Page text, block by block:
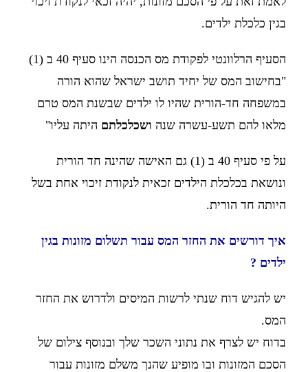
בגין כלכלת ילדים.
הסעיף הרלוונטי לפקודת מס הכנסה הינו סעיף 40 ב (1)
"בחישוב המס של יחיד תושב ישראל שהוא הורה
במשפחה חד-הורית שהיו לו ילדים שבשנת המס טרם
מלאו להם תשע-עשרה שנה ושכלכלתם היתה עליו"
על פי סעיף 40 ב (1) גם האישה שהינה חד הורית
ונושאת בכלכלת הילדים זכאית לנקודת זיכוי אחת בשל
היותה חד הורית.
איך דורשים את החזר המס עבור תשלום מזונות בגין
ילדים ?
יש להגיש דוח שנתי לרשות המיסים ולדרוש את החזר
המס.
בדוח יש לצרף את נתוני השכר שלך ובנוסף צילום של
הסכם המזונות ובו מופיע שהנך משלם מזונות עבור